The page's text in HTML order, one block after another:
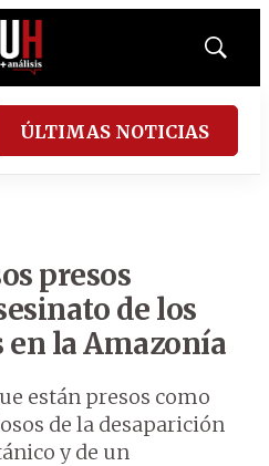
Mostrar
ÚLTIMAS NOTICIAS
presos
de los
en la Amazonía
están presos como
de la desaparición
y de un